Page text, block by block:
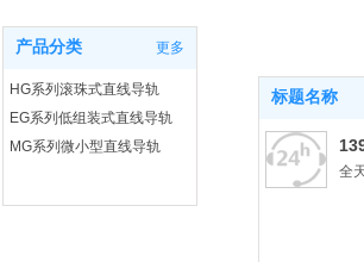
标题名称
全
产品分类 更多
HG系列滚珠式直线导轨
EG系列低组装式直线导轨
MG系列微小型直线导轨